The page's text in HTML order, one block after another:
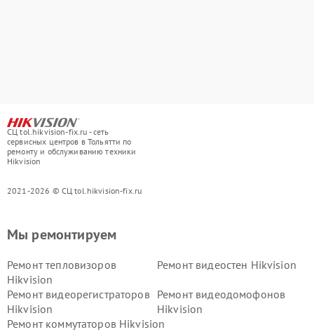
СЦ tol.hikvision-fix.ru - сеть
сервисных центров в Тольятти по
ремонту и обслуживанию техники
Hikvision
2021-2026 © СЦ tol.hikvision-fix.ru
Мы ремонтируем
Ремонт тепловизоров
Hikvision
Ремонт видеостен Hikvision
Ремонт видеорегистраторов
Hikvision
Ремонт видеодомофонов
Hikvision
Ремонт коммутаторов Hikvision